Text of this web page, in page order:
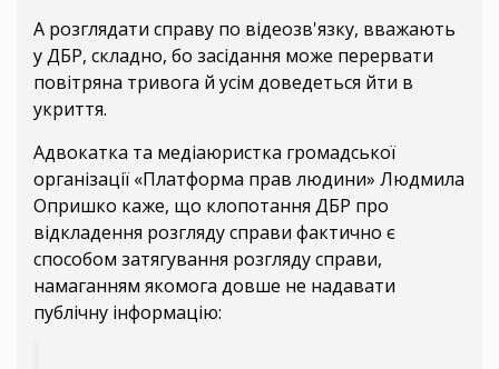
А розглядати справу по відеозв'язку, вважають
у ДБР, складно, бо засідання може перервати
повітряна тривога й усім доведеться йти в
укриття.
Адвокатка та медіаюристка громадської
організації «Платформа прав людини» Людмила
Опришко каже, що клопотання ДБР про
відкладення розгляду справи фактично є
способом затягування розгляду справи,
намаганням якомога довше не надавати
публічну інформацію: